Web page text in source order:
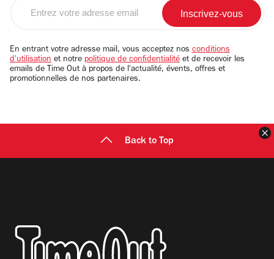
email
En entrant votre adresse mail, vous acceptez nos conditions
d'utilisation et notre politique de confidentialité et de recevoir les
emails de Time Out à propos de l'actualité, évents, offres et
promotionnelles de nos partenaires.
Back to Top